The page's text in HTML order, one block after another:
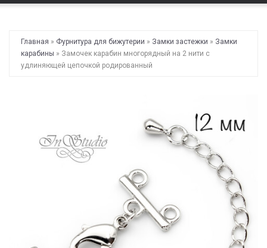
Главная » Фурнитура для бижутерии » Замки застежки » Замки
карабины » Замочек карабин многорядный на 2 нити с
удлиняющей цепочкой родированный